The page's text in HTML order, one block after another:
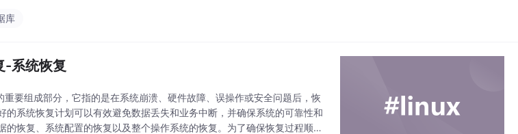
库
-系统恢复
要组成部分，它指的是在系统崩溃、硬件故障、误操作或安全问题后，恢
的系统恢复计划可以有效避免数据丢失和业务中断，并确保系统的可靠性和
的恢复、系统配置的恢复以及整个操作系统的恢复。为了确保恢复过程顺利